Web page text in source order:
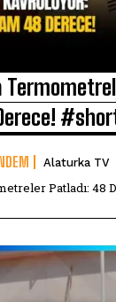
Alaturka TV
Patladı: 48